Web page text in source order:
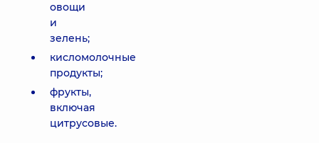
овощи
и
зелень;
кисломолочные
продукты;
фрукты,
включая
цитрусовые.